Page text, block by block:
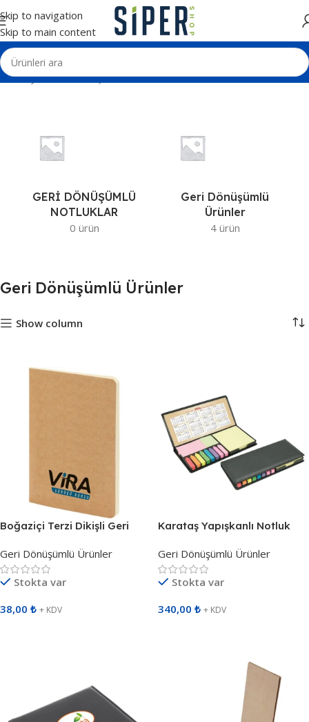
Skip to navigation
Skip to main content
Ana Sayfa Geri Dönüşümlü Ürünler
GERİ DÖNÜŞÜMLÜ
NOTLUKLAR
0 ürün
Geri Dönüşümlü
Ürünler
4 ürün
Geri Dönüşümlü Ürünler
Show column
Boğaziçi Terzi Dikişli Geri
Geri Dönüşümlü Ürünler
Stokta var
38,00 ₺ + KDV
Karataş Yapışkanlı Notluk
Geri Dönüşümlü Ürünler
Stokta var
340,00 ₺ + KDV